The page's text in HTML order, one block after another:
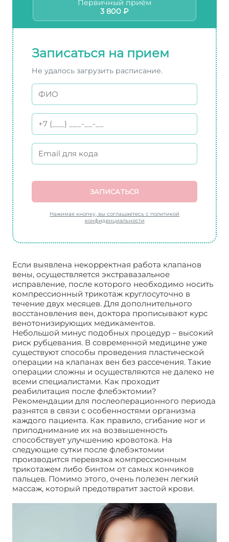
Первичный приём
3 800 ₽
Записаться на прием
Не удалось загрузить расписание.
ЗАПИСАТЬСЯ
Нажимая кнопку, вы соглашаетесь с политикой
конфиденциальности
Если выявлена некорректная работа клапанов
вены, осуществляется экстравазальное
исправление, после которого необходимо носить
компрессионный трикотаж круглосуточно в
течение двух месяцев. Для дополнительного
восстановления вен, доктора прописывают курс
венотонизирующих медикаментов.
Небольшой минус подобных процедур – высокий
риск рубцевания. В современной медицине уже
существуют способы проведения пластической
операции на клапанах вен без рассечения. Такие
операции сложны и осуществляются не далеко не
всеми специалистами. Как проходит
реабилитация после флебэктомии?
Рекомендации для послеоперационного периода
разнятся в связи с особенностями организма
каждого пациента. Как правило, сгибание ног и
приподнимание их на возвышенность
способствует улучшению кровотока. На
следующие сутки после флебэктомии
производится перевязка компрессионным
трикотажем либо бинтом от самых кончиков
пальцев. Помимо этого, очень полезен легкий
массаж, который предотвратит застой крови.